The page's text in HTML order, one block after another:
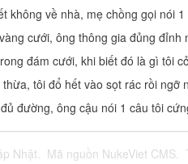
không về nhà, mẹ chồng gọi nói
cưới, ông thông gia đủng
đám cưới, khi biết đó là gì tôi
tôi đổ hết vào sọt rác rồi ngỡ
đường, ông cậu nói 1 câu tôi
Nhật. Mã nguồn NukeViet CMS.